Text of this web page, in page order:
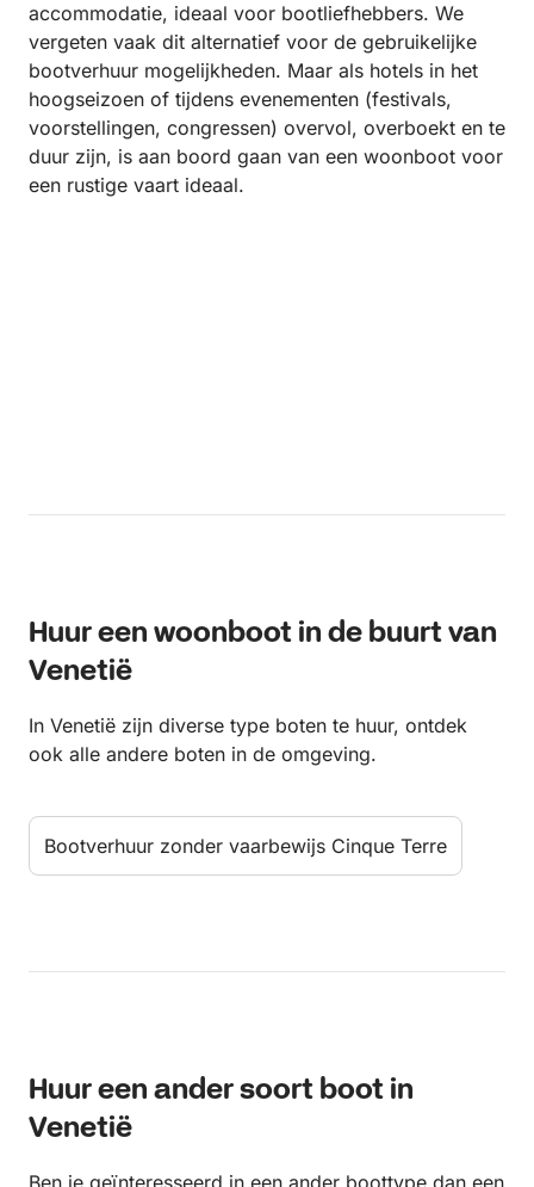
accommodatie, ideaal voor bootliefhebbers. We
vergeten vaak dit alternatief voor de gebruikelijke
bootverhuur mogelijkheden. Maar als hotels in het
hoogseizoen of tijdens evenementen (festivals,
voorstellingen, congressen) overvol, overboekt en te
duur zijn, is aan boord gaan van een woonboot voor
een rustige vaart ideaal.
Huur een woonboot in de buurt van
Venetië
In Venetië zijn diverse type boten te huur, ontdek
ook alle andere boten in de omgeving.
Bootverhuur zonder vaarbewijs Cinque Terre
Huur een ander soort boot in
Venetië
Ben je geïnteresseerd in een ander boottype dan een